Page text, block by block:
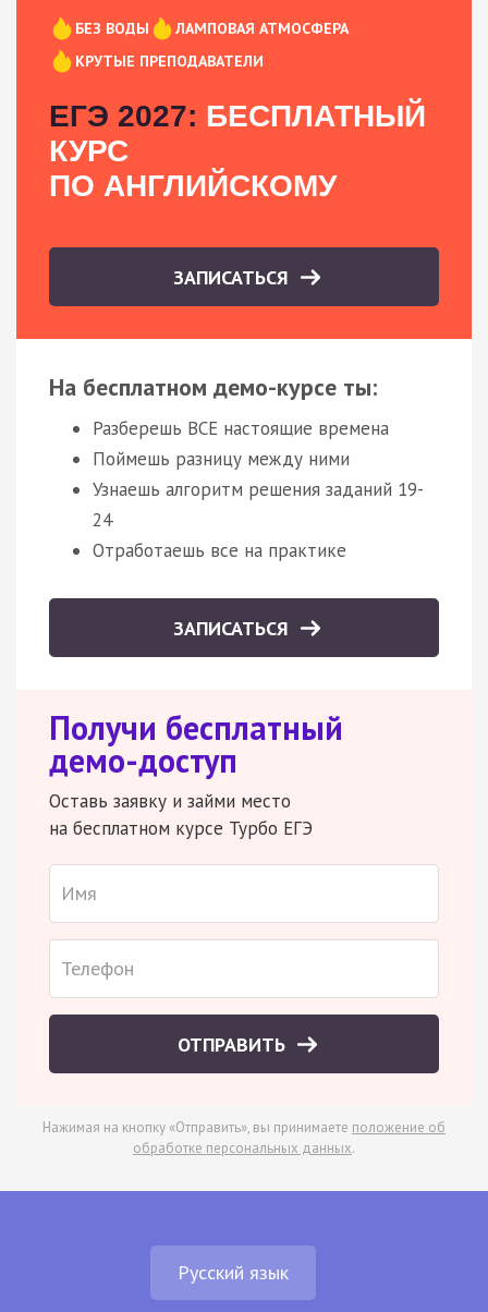
БЕЗ ВОДЫ
ЛАМПОВАЯ АТМОСФЕРА
КРУТЫЕ ПРЕПОДАВАТЕЛИ
ЕГЭ 2027: БЕСПЛАТНЫЙ
КУРС
ПО АНГЛИЙСКОМУ
ЗАПИСАТЬСЯ
На бесплатном демо-курсе ты:
Разберешь ВСЕ настоящие времена
Поймешь разницу между ними
Узнаешь алгоритм решения заданий 19-
24
Отработаешь все на практике
ЗАПИСАТЬСЯ
Получи бесплатный
демо-доступ
Оставь заявку и займи место
на бесплатном курсе Турбо ЕГЭ
ОТПРАВИТЬ
Нажимая на кнопку «Отправить», вы принимаете положение об
обработке персональных данных.
Русский язык